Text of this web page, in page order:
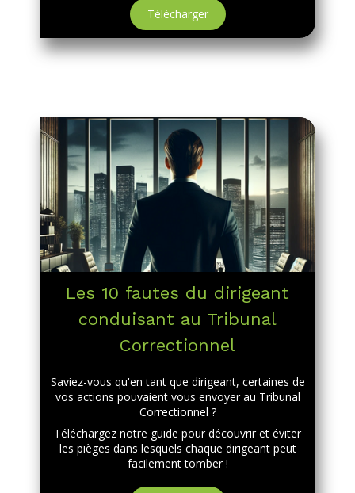
Télécharger
Les 10 fautes du dirigeant
conduisant au Tribunal
Correctionnel
Saviez-vous qu'en tant que dirigeant, certaines de
vos actions pouvaient vous envoyer au Tribunal
Correctionnel ?
Téléchargez notre guide pour découvrir et éviter
les pièges dans lesquels chaque dirigeant peut
facilement tomber !